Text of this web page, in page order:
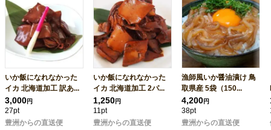
いか飯になれなかった
イカ 北海道加工 訳あ...
3,000円
27pt
豊洲からの直送便
いか飯になれなかった
イカ 北海道加工 2パ...
1,250円
11pt
豊洲からの直送便
漁師風いか醤油漬け 鳥
取県産 5袋（150...
4,200円
38pt
豊洲からの直送便